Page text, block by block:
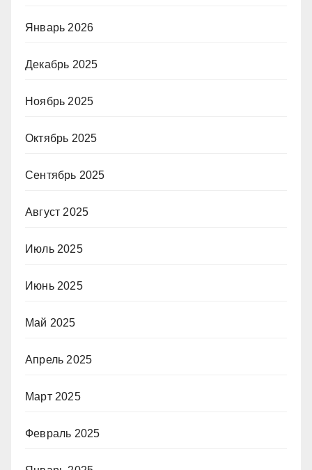
Январь 2026
Декабрь 2025
Ноябрь 2025
Октябрь 2025
Сентябрь 2025
Август 2025
Июль 2025
Июнь 2025
Май 2025
Апрель 2025
Март 2025
Февраль 2025